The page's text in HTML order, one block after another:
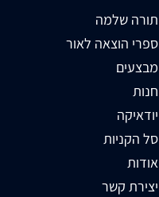
תורה שלמה
ספרי הוצאה לאור
מבצעים
חנות
יודאיקה
סל הקניות
אודות
יצירת קשר